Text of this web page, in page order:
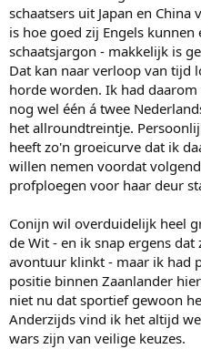
schaatsers uit Japan en
is hoe goed zij Engels
schaatsjargon - makkelijk is
Dat kan naar verloop van tijd
horde worden. Ik had
nog wel één á twee
het allroundtreintje.
heeft zo'n groeicurve dat ik
willen nemen voordat
profploegen voor haar deur
Conijn wil overduidelijk heel
de Wit - en ik snap ergens
avontuur klinkt - maar ik had
positie binnen Zaanlander
niet nu dat sportief gewoon
Anderzijds vind ik het altijd
wars zijn van veilige keuzes.